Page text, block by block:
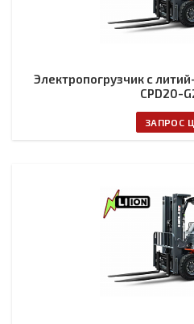
Электропогрузчик с
CPD20-
ЗАПРОС